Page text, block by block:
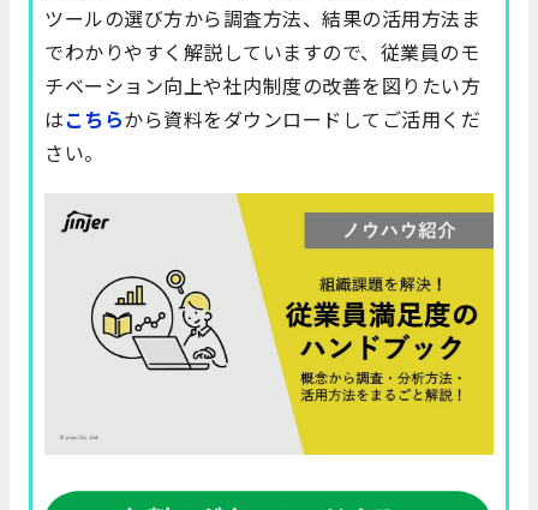
ツールの選び方から調査方法、結果の活用方法ま
でわかりやすく解説していますので、従業員のモ
チベーション向上や社内制度の改善を図りたい方
はこちらから資料をダウンロードしてご活用くだ
さい。